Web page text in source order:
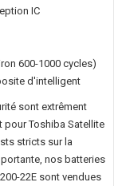
IC
600-1000 cycles)
d'intelligent
sont extrêment
pour Toshiba Satellite
stricts sur la
nos batteries
22E sont vendues